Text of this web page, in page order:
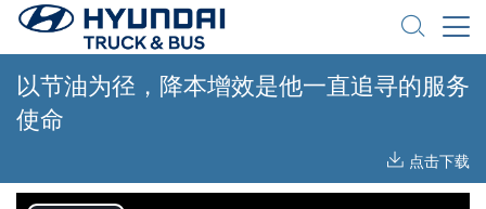
以节油为径，降本增效是他一直追寻的服务
使命
点击下载